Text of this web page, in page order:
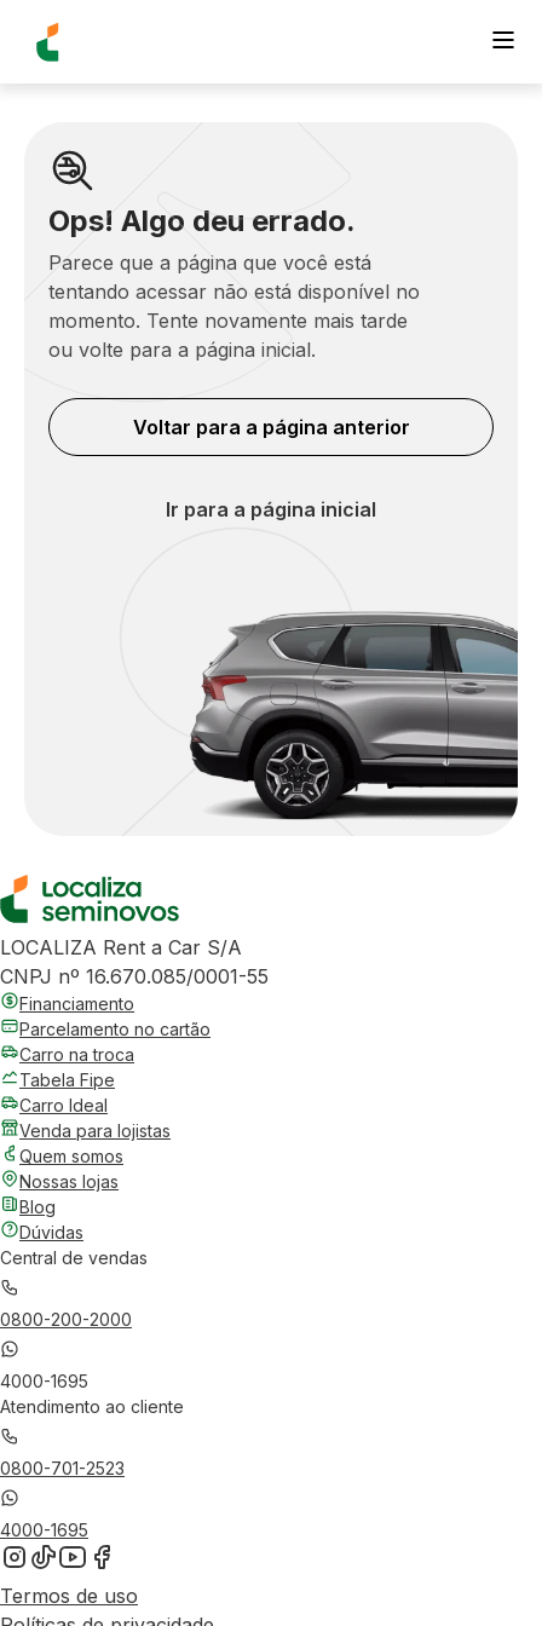
Ops! Algo deu errado.
Parece que a página que você está
tentando acessar não está disponível no
momento. Tente novamente mais tarde
ou volte para a página inicial.
Voltar para a página anterior
Ir para a página inicial
LOCALIZA Rent a Car S/A
CNPJ nº 16.670.085/0001-55
Financiamento
Parcelamento no cartão
Carro na troca
Tabela Fipe
Carro Ideal
Venda para lojistas
Quem somos
Nossas lojas
Blog
Dúvidas
Central de vendas
0800-200-2000
4000-1695
Atendimento ao cliente
0800-701-2523
4000-1695
Termos de uso